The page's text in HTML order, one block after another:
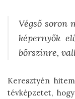
Végső soron
képernyők
bőrszínre,
Keresztyén
tévképzetet,